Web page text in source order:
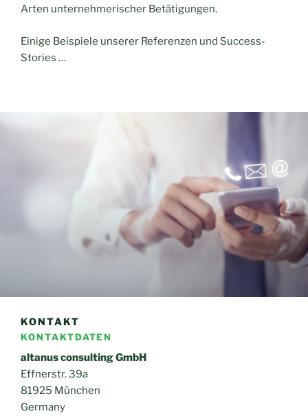
Arten unternehmerischer Betätigungen.
Einige Beispiele unserer Referenzen und Success-
Stories …
KONTAKT
KONTAKTDATEN
altanus consulting GmbH
Effnerstr. 39a
81925 München
Germany